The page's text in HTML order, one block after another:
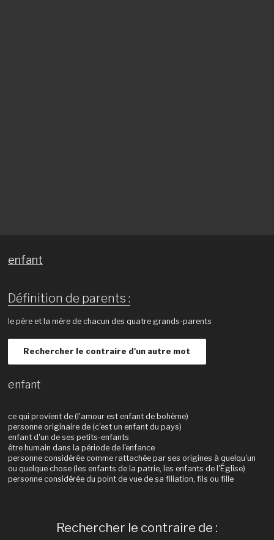
enfant
Définition de parents :
le père et la mère de chacun des quatre grands-parents
Rechercher le contraire d'un autre mot
enfant
ce qui provient de (l'amour est enfant de bohème)
personne originaire de (c'est un enfant du pays)
enfant d'un de ses petits-enfants
être humain dans la période de l'enfance
personne considérée comme rattachée par ses origines à quelqu'un
ou quelque chose (les enfants de la patrie, les enfants de l'Église)
personne considérée du point de vue de sa filiation, fils ou fille
Rechercher le contraire de :